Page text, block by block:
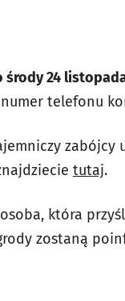
środy 24
telefonu
tutaj.
która
zostaną